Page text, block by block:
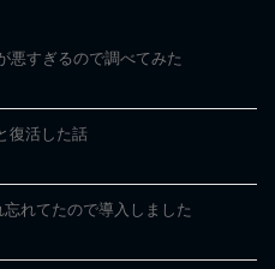
悪すぎるので調べてみた
復活した話
れてたので導入しました